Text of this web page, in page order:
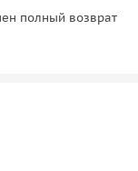
полный возврат